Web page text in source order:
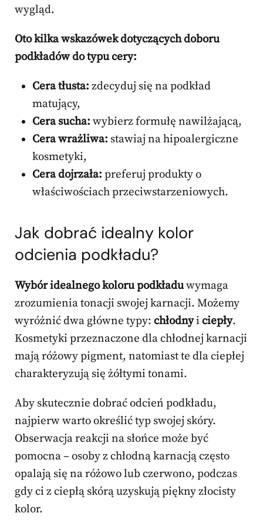
wygląd.
Oto kilka wskazówek dotyczących doboru
podkładów do typu cery:
Cera tłusta: zdecyduj się na podkład
matujący,
Cera sucha: wybierz formułę nawilżającą,
Cera wrażliwa: stawiaj na hipoalergiczne
kosmetyki,
Cera dojrzała: preferuj produkty o
właściwościach przeciwstarzeniowych.
Jak dobrać idealny kolor
odcienia podkładu?
Wybór idealnego koloru podkładuwymaga
zrozumienia tonacji swojej karnacji. Możemy
wyróżnić dwa główne typy: chłodnyi ciepły.
Kosmetyki przeznaczone dla chłodnej karnacji
mają różowy pigment, natomiast te dla ciepłej
charakteryzują się żółtymi tonami.
Aby skutecznie dobrać odcień podkładu,
najpierw warto określić typ swojej skóry.
Obserwacja reakcji na słońce może być
pomocna – osoby z chłodną karnacją często
opalają się na różowo lub czerwono, podczas
gdy ci z ciepłą skórą uzyskują piękny złocisty
kolor.